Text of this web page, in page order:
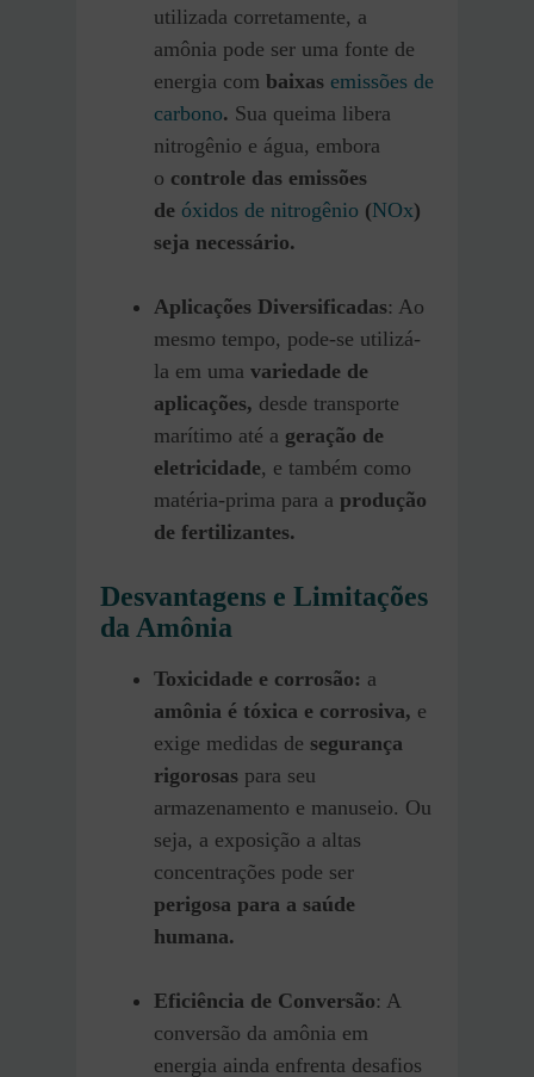
utilizada corretamente, a
amônia pode ser uma fonte de
energia com baixas emissões de
carbono. Sua queima libera
nitrogênio e água, embora
o controle das emissões
de óxidos de nitrogênio (NOx)
seja necessário.
Aplicações Diversificadas: Ao
mesmo tempo, pode-se utilizá-
la em uma variedade de
aplicações, desde transporte
marítimo até a geração de
eletricidade, e também como
matéria-prima para a produção
de fertilizantes.
Desvantagens e Limitações
da Amônia
Toxicidade e corrosão: a
amônia é tóxica e corrosiva, e
exige medidas de segurança
rigorosas para seu
armazenamento e manuseio. Ou
seja, a exposição a altas
concentrações pode ser
perigosa para a saúde
humana.
Eficiência de Conversão: A
conversão da amônia em
energia ainda enfrenta desafios